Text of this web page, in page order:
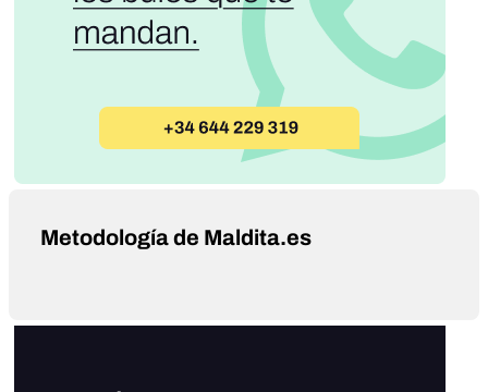
Metodología de Maldita.es